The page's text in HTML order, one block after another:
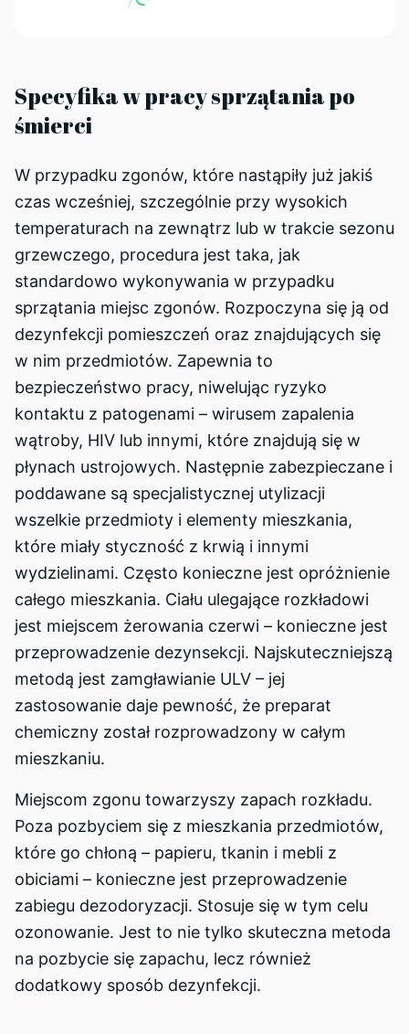
Specyfika w pracy sprzątania po
śmierci
W przypadku zgonów, które nastąpiły już jakiś
czas wcześniej, szczególnie przy wysokich
temperaturach na zewnątrz lub w trakcie sezonu
grzewczego, procedura jest taka, jak
standardowo wykonywania w przypadku
sprzątania miejsc zgonów. Rozpoczyna się ją od
dezynfekcji pomieszczeń oraz znajdujących się
w nim przedmiotów. Zapewnia to
bezpieczeństwo pracy, niwelując ryzyko
kontaktu z patogenami – wirusem zapalenia
wątroby, HIV lub innymi, które znajdują się w
płynach ustrojowych. Następnie zabezpieczane i
poddawane są specjalistycznej utylizacji
wszelkie przedmioty i elementy mieszkania,
które miały styczność z krwią i innymi
wydzielinami. Często konieczne jest opróżnienie
całego mieszkania. Ciału ulegające rozkładowi
jest miejscem żerowania czerwi – konieczne jest
przeprowadzenie dezynsekcji. Najskuteczniejszą
metodą jest zamgławianie ULV – jej
zastosowanie daje pewność, że preparat
chemiczny został rozprowadzony w całym
mieszkaniu.
Miejscom zgonu towarzyszy zapach rozkładu.
Poza pozbyciem się z mieszkania przedmiotów,
które go chłoną – papieru, tkanin i mebli z
obiciami – konieczne jest przeprowadzenie
zabiegu dezodoryzacji. Stosuje się w tym celu
ozonowanie. Jest to nie tylko skuteczna metoda
na pozbycie się zapachu, lecz również
dodatkowy sposób dezynfekcji.